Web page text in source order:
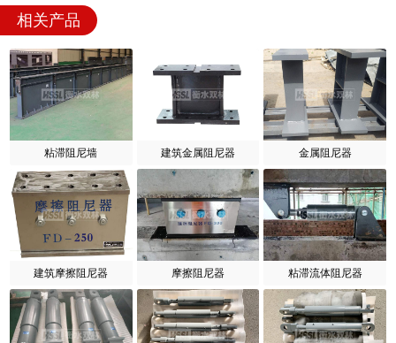
相关产品
粘滞阻尼墙 建筑金属阻尼器 金属阻尼器
建筑摩擦阻尼器 摩擦阻尼器 粘滞流体阻尼器